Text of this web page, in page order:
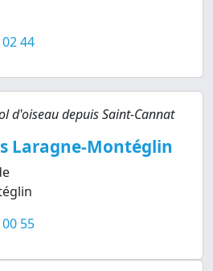
44
d'oiseau depuis Saint-Cannat
Laragne-Montéglin
55